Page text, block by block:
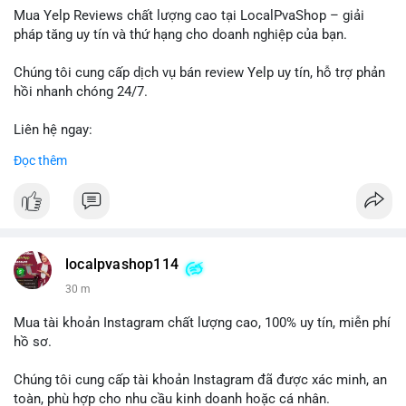
dịch, khả năng cao cá voi đang tìm kiếm thanh khoản để chốt
lời ngắn hạn. Ngược lại, nếu điểm đến là ví lạnh đa chữ ký, đây
được theo dõi chặt chẽ trong 24-48 giờ tới vì có thể kéo theo
biến động giá cục bộ.
Lời khuyên: Nhà đầu tư nhỏ lẻ nên quan sát phản ứng giá tại
nhận dòng tiền tiếp theo từ địa chỉ nhận để đánh giá xu hướng
Mua Yelp Reviews chất lượng cao tại LocalPvaShop – giải
pháp tăng uy tín và thứ hạng cho doanh nghiệp của bạn.
Chúng tôi cung cấp dịch vụ bán review Yelp uy tín, hỗ trợ phản
hồi nhanh chóng 24/7.
Liên hệ ngay:
✈️ Telegram: @localpvashop
LocalPvaShop – Đối tác đáng tin cậy giúp thương hiệu của bạn
Đọc thêm
localpvashop114
30 m
Mua tài khoản Instagram chất lượng cao, 100% uy tín, miễn phí
hồ sơ.
Chúng tôi cung cấp tài khoản Instagram đã được xác minh, an
toàn, phù hợp cho nhu cầu kinh doanh hoặc cá nhân.